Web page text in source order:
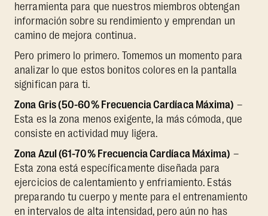
herramienta para que nuestros miembros obtengan
información sobre su rendimiento y emprendan un
camino de mejora continua.
Pero primero lo primero. Tomemos un momento para
analizar lo que estos bonitos colores en la pantalla
significan para ti.
Zona Gris (50-60% Frecuencia Cardíaca Máxima) –
Esta es la zona menos exigente, la más cómoda, que
consiste en actividad muy ligera.
Zona Azul (61-70% Frecuencia Cardíaca Máxima) –
Esta zona está específicamente diseñada para
ejercicios de calentamiento y enfriamiento. Estás
preparando tu cuerpo y mente para el entrenamiento
en intervalos de alta intensidad, pero aún no has